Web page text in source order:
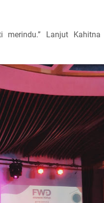
merindu.” Lanjut